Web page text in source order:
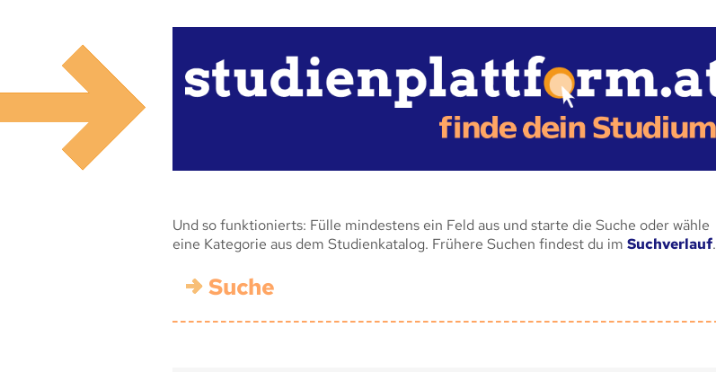
Und so funktionierts: Fülle mindestens ein Feld aus und starte die Suche oder wähle
eine Kategorie aus dem Studienkatalog. Frühere Suchen findest du im Suchverlauf.
Suche